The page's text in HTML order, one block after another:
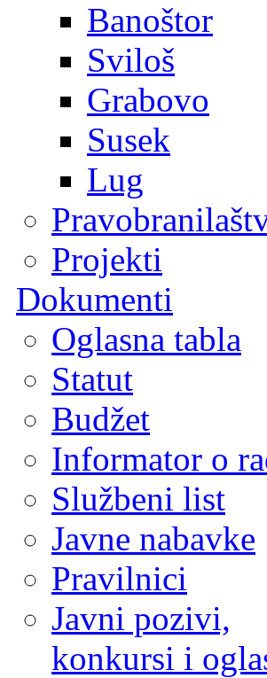
Banoštor
Sviloš
Grabovo
Susek
Lug
Projekti
Dokumenti
Oglasna tabla
Statut
Budžet
Informator o
Službeni list
Javne nabavke
Pravilnici
Javni pozivi,
konkursi i